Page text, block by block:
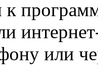
или